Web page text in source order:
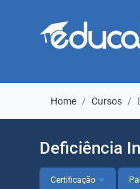
Home Cursos
Deficiência
Certificação